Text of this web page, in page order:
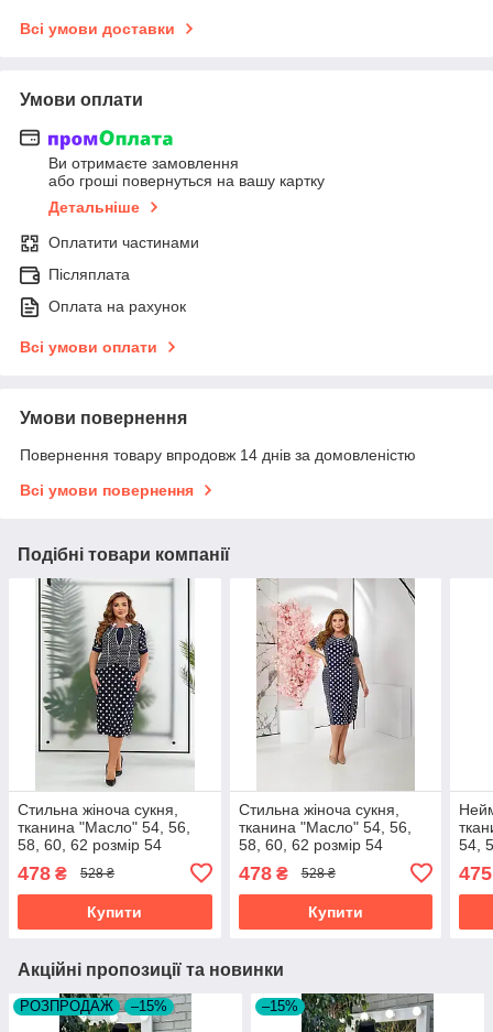
Всі умови доставки
Умови оплати
Ви отримаєте замовлення
або гроші повернуться на вашу картку
Детальніше
Оплатити частинами
Післяплата
Оплата на рахунок
Всі умови оплати
Умови повернення
Повернення товару впродовж 14 днів за домовленістю
Всі умови повернення
Подібні товари компанії
Стильна жіноча сукня,
тканина "Масло" 54, 56,
58, 60, 62 розмір 54
478 ₴ 528 ₴
Купити
Стильна жіноча сукня,
тканина "Масло" 54, 56,
58, 60, 62 розмір 54
478₴ 528 ₴
Купити
54,
475
Акційні пропозиції та новинки
РОЗПРОДАЖ –15% –15%